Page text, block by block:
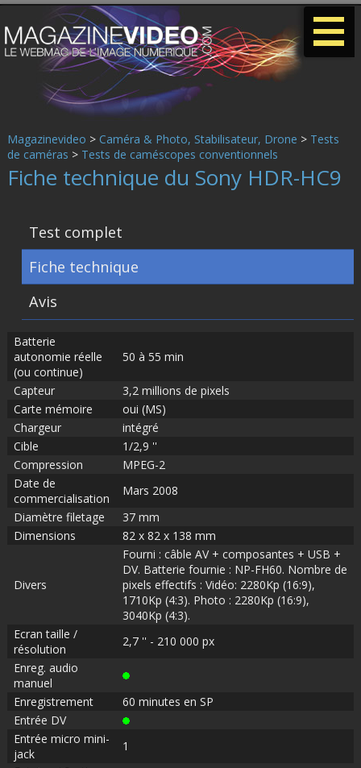
Magazinevideo > Caméra & Photo, Stabilisateur, Drone > Tests
de caméras > Tests de caméscopes conventionnels
Fiche technique du Sony HDR-HC9
Test complet
Fiche technique
Avis
Batterie
autonomie réelle
(ou continue)
50 à 55 min
Capteur
3,2 millions de pixels
Carte mémoire
oui (MS)
Chargeur
intégré
Cible
1/2,9 ''
Compression
MPEG-2
Date de
commercialisation
Mars 2008
Diamètre filetage
37 mm
Dimensions
82 x 82 x 138 mm
Divers
Fourni : câble AV + composantes + USB +
DV. Batterie fournie : NP-FH60. Nombre de
pixels effectifs : Vidéo: 2280Kp (16:9),
1710Kp (4:3). Photo : 2280Kp (16:9),
3040Kp (4:3).
Ecran taille /
résolution
2,7 '' - 210 000 px
Enreg. audio
manuel
Enregistrement
60 minutes en SP
Entrée DV
Entrée micro mini-
jack
1
-
-
-